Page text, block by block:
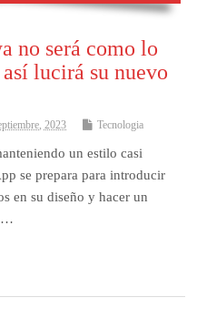
no será como lo
lucirá su nuevo
2023 Tecnologia
un estilo casi
se prepara para introducir
en su diseño y hacer un